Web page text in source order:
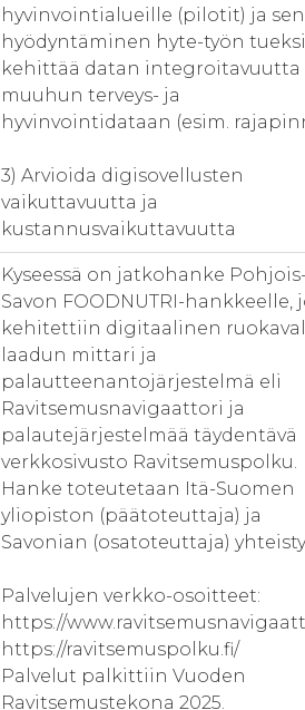
hyvinvointialueille (pilotit) ja sen
hyödyntäminen hyte-työn
kehittää datan integroitavuutta
muuhun terveys- ja
hyvinvointidataan (esim.
3) Arvioida digisovellusten
vaikuttavuutta ja
kustannusvaikuttavuutta
Kyseessä on jatkohanke
Savon FOODNUTRI-hankkeelle,
kehitettiin digitaalinen
laadun mittari ja
palautteenantojärjestelmä eli
Ravitsemusnavigaattori ja
palautejärjestelmää täydentävä
verkkosivusto Ravitsemuspolku.
Hanke toteutetaan Itä-Suomen
yliopiston (päätoteuttaja) ja
Savonian (osatoteuttaja)
Palvelujen verkko-osoitteet:
https://
https://ravitsemuspolku.fi/
Palvelut palkittiin Vuoden
Ravitsemustekona 2025.